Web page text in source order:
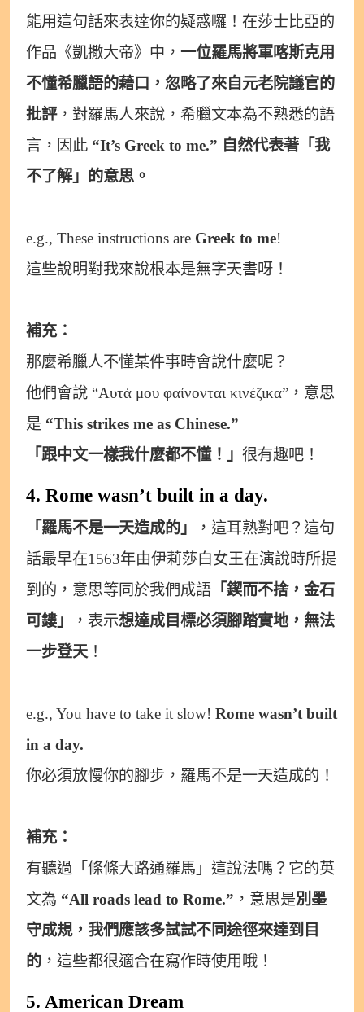
能用這句話來表達你的疑惑囉！在莎士比亞的
作品《凱撒大帝》中， 一位羅馬將軍喀斯克用
不懂希臘語的藉口，忽略了來自元老院議官的
批評，對羅馬人來說，希臘文本為不熟悉的語
言，因此 “It’s Greek to me.” 自然代表著「我
不了解」的意思。
e.g., These instructions are Greek to me!
這些說明對我來說根本是無字天書呀！
補充：
那麼希臘人不懂某件事時會說什麼呢？
他們會說 “Αυτά μου φαίνονται κινέζικα”，意思
是 “This strikes me as Chinese.”
「跟中文一樣我什麼都不懂！」 很有趣吧！
4. Rome wasn’t built in a day.
「羅馬不是一天造成的」
，這耳熟對吧？這句
話最早在1563年由伊莉莎白女王在演說時所提
到的，意思等同於我們成語 「鍥而不捨，金石
可鏤」
，表示想達成目標必須腳踏實地，無法
一步登天 ！
e.g., You have to take it slow! Rome wasn’t built
in a day.
你必須放慢你的腳步，羅馬不是一天造成的！
補充：
有聽過「條條大路通羅馬」這說法嗎？它的英
文為 “All roads lead to Rome.” ，意思是別墨
守成規，我們應該多試試不同途徑來達到目
的 ，這些都很適合在寫作時使用哦！
5. American Dream